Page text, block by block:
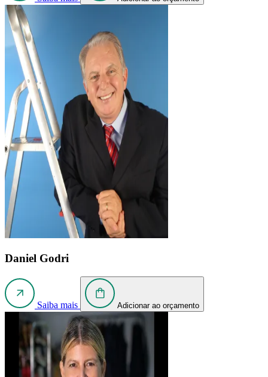
Daniel Godri
Saiba mais Adicionar ao orçamento